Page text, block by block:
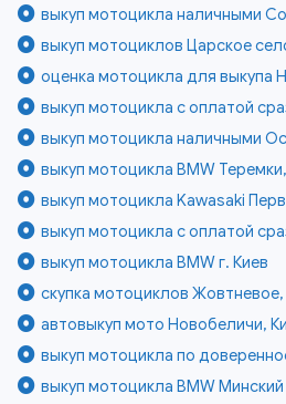
выкуп мотоцикла наличными
выкуп мотоциклов Царское
оценка мотоцикла для выкупа
выкуп мотоцикла с оплатой
выкуп мотоцикла наличными
выкуп мотоцикла BMW
выкуп мотоцикла Kawasaki
выкуп мотоцикла с оплатой
выкуп мотоцикла BMW г. Киев
скупка мотоциклов Жовтневое,
автовыкуп мото Новобеличи,
выкуп мотоцикла по
выкуп мотоцикла BMW